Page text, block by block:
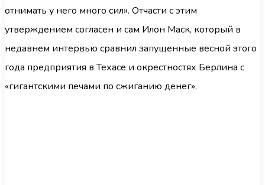
отнимать у него много сил». Отчасти с этим
утверждением согласен и сам Илон Маск, который в
недавнем интервью сравнил запущенные весной этого
года предприятия в Техасе и окрестностях Берлина с
«гигантскими печами по сжиганию денег».